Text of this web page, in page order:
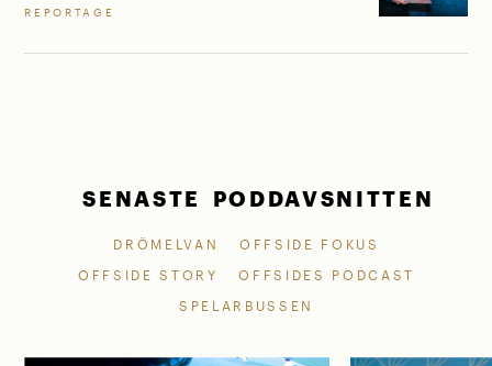
REPORTAGE
SENASTE PODDAVSNITTEN
DRÖMELVAN
OFFSIDE FOKUS
OFFSIDE STORY
OFFSIDES PODCAST
SPELARBUSSEN